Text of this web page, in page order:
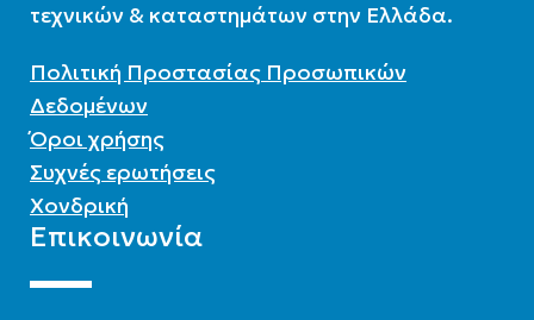
τεχνικών & καταστημάτων στην Ελλάδα.
Πολιτική Προστασίας Προσωπικών
Δεδομένων
Όροι χρήσης
Συχνές ερωτήσεις
Χονδρική
Επικοινωνία